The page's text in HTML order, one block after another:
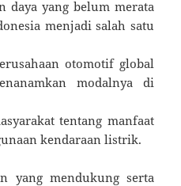
daya yang belum merata
menjadi salah satu
otomotif global
modalnya di
tentang manfaat
kendaraan listrik.
yang mendukung serta